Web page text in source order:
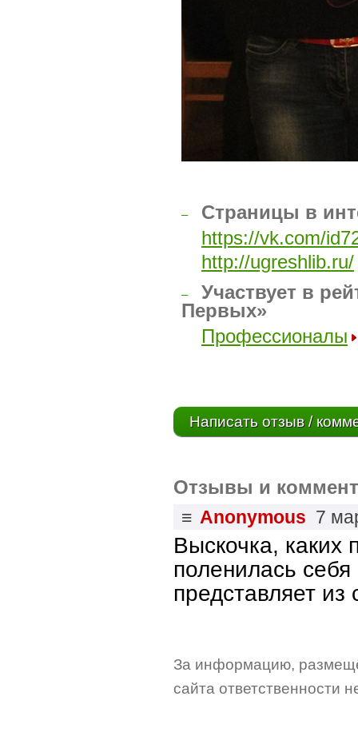
–
Страницы в
https://vk.com/
http://ugreshlib.ru/
–
Участвует в
Первых»
Профессионалы
Написать отзыв /
Отзывы и
≡ Anonymous 7
Выскочка, каких
поленилась
представляет из
За информацию,
сайта ответственности